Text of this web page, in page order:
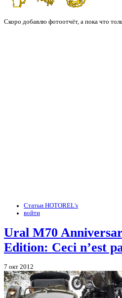
Скоро добавлю фотоотчёт, а пока что
Статьи HOTOREL's
войти
Ural M70
Edition: Ceci n’est
7 окт 2012